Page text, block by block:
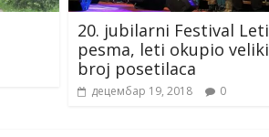
20. jubilarni Festival Leti
pesma, leti okupio veliki
broj posetilaca
децембар 19, 2018 0